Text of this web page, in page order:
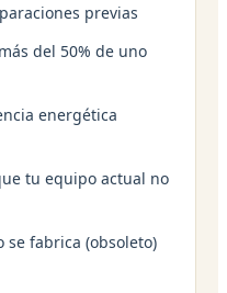
previas
del 50% de uno
energética
tu equipo actual no
se fabrica (obsoleto)